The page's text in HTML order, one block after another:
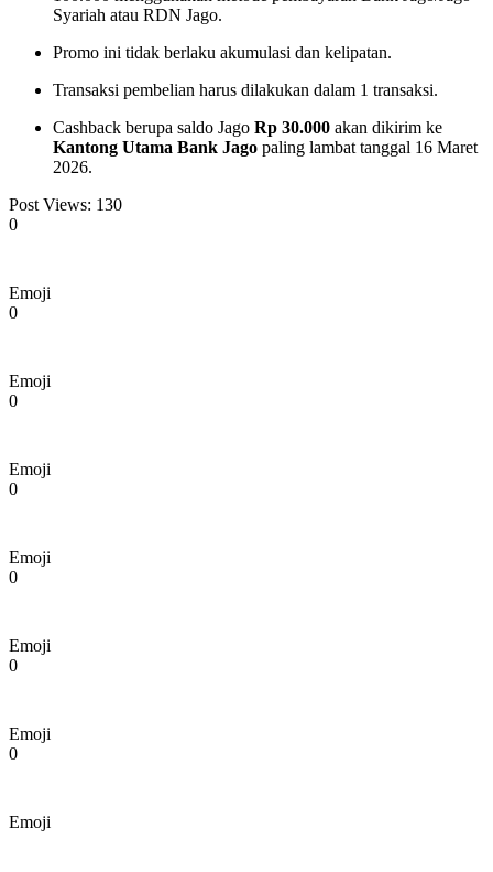
Syariah atau RDN Jago.
Promo ini tidak berlaku akumulasi dan kelipatan.
Transaksi pembelian harus dilakukan dalam 1 transaksi.
Cashback berupa saldo Jago Rp 30.000 akan dikirim ke
Kantong Utama Bank Jago paling lambat tanggal 16 Maret
2026.
Post Views: 130
0
Emoji
0
Emoji
0
Emoji
0
Emoji
0
Emoji
0
Emoji
0
Emoji